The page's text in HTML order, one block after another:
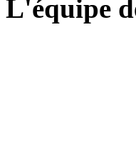
L'équipe